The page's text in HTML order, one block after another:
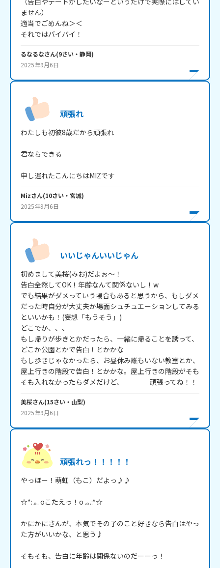
ません）
適当でごめんね＞＜
るなるなさん(9さい・ 静岡)
2025年9月6日
頑張れ
わたしも初彼8歳だから頑張れ
君ならできる
Mizさん(10さい・ 宮城)
2025年9月6日
いいじゃんいいじゃん
初めまして美桜(みお)だよぉ～！
告白全然してOK！年齢なんて関係ないし！w
でも結果がダメっていう場合もあると思うから、もしダメ
だった時自分が大丈夫か場面シュチュエーションしてみる
といいかも！(妄想「もうそう」)
どこでか、、、
もし帰りが歩きとかだったら、一緒に帰ることを誘って、
どこか公園とかで告白！とかかな
もし歩きじゃなかったら、お昼休み誰もいない教室とか、
屋上行きの階段で告白！とかかな。屋上行きの階段がそも
そも入れなかったらダメだけど、                  頑張ってね！！
美桜さん(15さい・ 山梨)
2025年9月6日
頑張れっ！！！！！
やっほー！萌虹（もこ）だよっ♪♪
☆*:.｡. oこたえっ！o .｡.:*☆
かにかにさんが、本気でその子のこと好きなら告白はやっ
た方がいいかな、と思う♪
そもそも、告白に年齢は関係ないのだーーっ！